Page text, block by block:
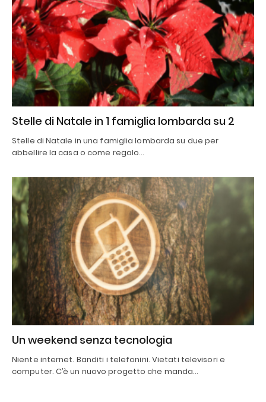
Stelle di Natale in 1 famiglia lombarda su 2
Stelle di Natale in una famiglia lombarda su due per
abbellire la casa o come regalo…
Un weekend senza tecnologia
Niente internet. Banditi i telefonini. Vietati televisori e
computer. C’è un nuovo progetto che manda…